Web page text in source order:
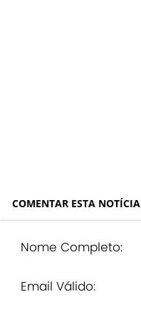
COMENTAR ESTA NOTÍCIA
Nome Completo:
Email Válido: